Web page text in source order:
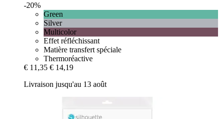
-20%
Green
Silver
Multicolor
Effet réfléchissant
Matière transfert spéciale
Thermoréactive
€ 11,35 € 14,19
Livraison jusqu'au 13 août